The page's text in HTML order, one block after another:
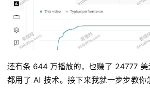
还有条 644 万播放的，也赚了 24777 美
都用了 AI 技术。接下来我就一步步教你